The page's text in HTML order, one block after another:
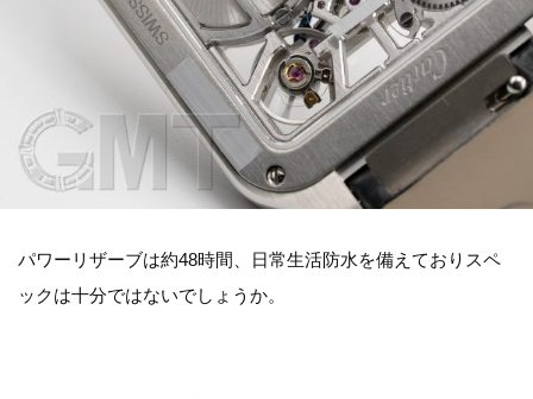
パワーリザーブは約48時間、日常生活防水を備えておりスペ
ックは十分ではないでしょうか。